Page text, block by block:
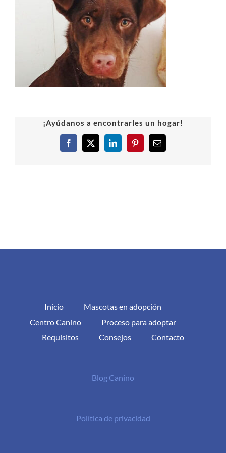
¡Ayúdanos a encontrarles un hogar!
Facebook
X LinkedInPinterestCorreo
Inicio
Mascotas en adopción
Centro Canino
Proceso para adoptar
Requisitos
Consejos Contacto
Blog Canino
Política de privacidad